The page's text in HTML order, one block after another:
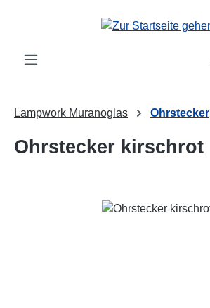
Zum Hauptinhalt springen
Lampwork Muranoglas Ohrstecker
Ohrstecker kirschrot
Bildergalerie überspringen